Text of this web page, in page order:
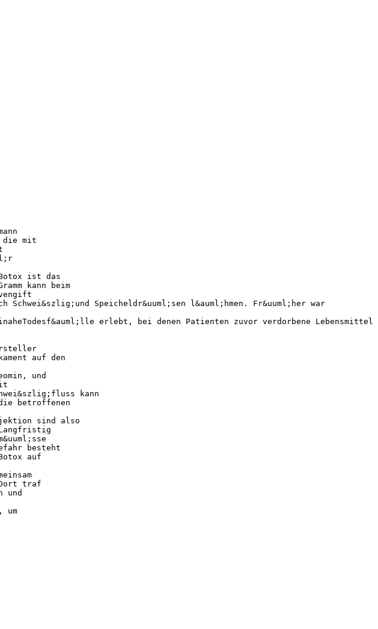
die mit
ist das
kann beim
Schwei&szlig;und Speicheldr&uuml;sen l&auml;hmen. Fr&uuml;her war
erlebt, bei denen Patienten zuvor verdorbene Lebensmittel
auf den
und
kann
betroffenen
sind also
Langfristig
besteht
auf
Dort traf
und
um